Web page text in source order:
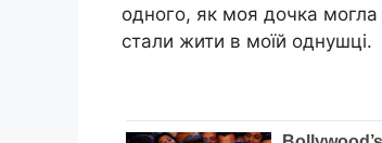
одного, як моя дочка
стали жити в моїй однушці.